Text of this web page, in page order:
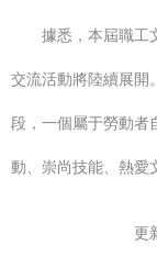
據悉，本屆職工
交流活動將陸續展開
段，一個屬于勞動者
動、崇尚技能、熱愛
更